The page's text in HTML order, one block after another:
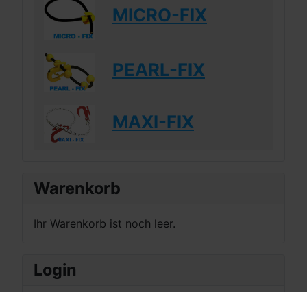
MICRO-FIX
PEARL-FIX
MAXI-FIX
Warenkorb
Ihr Warenkorb ist noch leer.
Login